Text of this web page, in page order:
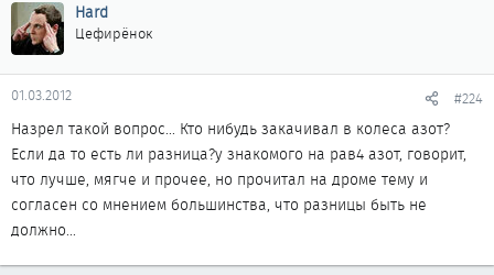
Hard
Цефирёнок
01.03.2012 #224
Назрел такой вопрос... Кто нибудь закачивал в колеса азот?
Если да то есть ли разница?у знакомого на рав4 азот, говорит,
что лучше, мягче и прочее, но прочитал на дроме тему и
согласен со мнением большинства, что разницы быть не
должно...